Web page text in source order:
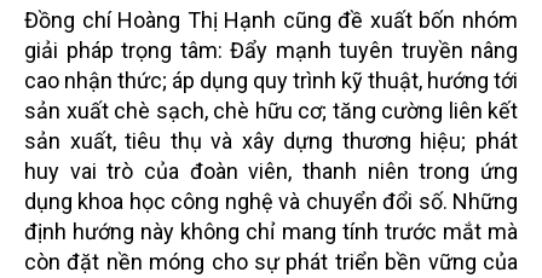
Đồng chí Hoàng Thị Hạnh cũng đề xuất bốn nhóm
giải pháp trọng tâm: Đẩy mạnh tuyên truyền nâng
cao nhận thức; áp dụng quy trình kỹ thuật, hướng tới
sản xuất chè sạch, chè hữu cơ; tăng cường liên kết
sản xuất,tiêu thụ và xây dựng thương hiệu; phát
huy vai trò của đoàn viên, thanh niên trong ứng
dụng khoa học công nghệ và chuyển đổi số. Những
định hướng này không chỉ mang tính trước mắt mà
còn đặt nền móng cho sự phát triển bền vững của